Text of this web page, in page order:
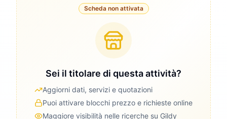
Scheda non attivata
Sei il titolare di questa attività?
Aggiorni dati, servizi e quotazioni
Puoi attivare blocchi prezzo e richieste online
Maggiore visibilità nelle ricerche su Gildy